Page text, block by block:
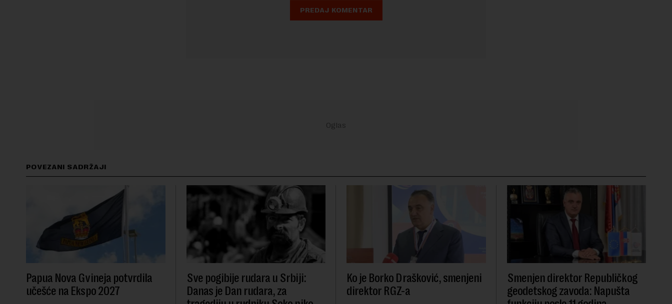
POVEZANI SADRŽAJI
Papua Nova Gvineja potvrdila
učešće na Ekspo 2027
Sve pogibije rudara u Srbiji:
Danas je Dan rudara, za
Ko je Borko Drašković, smenjeni
direktor RGZ-a
Smenjen direktor Republičkog
geodetskog zavoda: Napušta